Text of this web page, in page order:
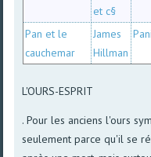
et c§
Pan et le
cauchemar
James
Hillman
L'OURS-ESPRIT
. Pour les anciens l'ours
seulement parce qu'il se